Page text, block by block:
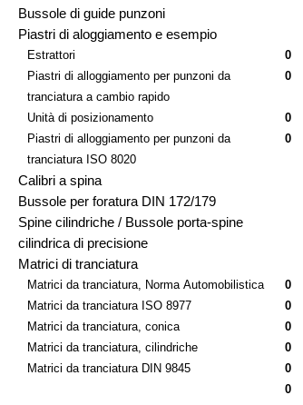
Bussole di guide punzoni
Piastri di aloggiamento e esempio
Estrattori
0
Piastri di alloggiamento per punzoni da
tranciatura a cambio rapido
0
Unità di posizionamento
0
Piastri di alloggiamento per punzoni da
tranciatura ISO 8020
0
Calibri a spina
Bussole per foratura DIN 172/179
Spine cilindriche / Bussole porta-spine
cilindrica di precisione
Matrici di tranciatura
Matrici da tranciatura, Norma Automobilistica
0
Matrici da tranciatura ISO 8977
0
Matrici da tranciatura, conica
0
Matrici da tranciatura, cilindriche
0
Matrici da tranciatura DIN 9845
0
0